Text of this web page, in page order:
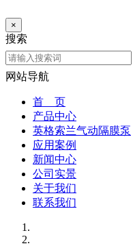
×
搜索
网站导航
首 页
产品中心
英格索兰气动隔膜泵
应用案例
新闻中心
公司实景
关于我们
联系我们